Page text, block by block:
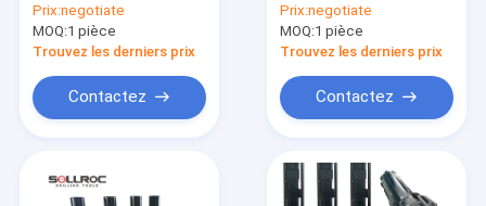
Broyeur à boutons
RC pour le perçage
profond
d'exploration
Prix:negotiate
MOQ:1 pièce
Trouvez les derniers prix
Contactez
Prix:negotiate
MOQ:1 pièce
Trouvez les derniers prix
Contactez